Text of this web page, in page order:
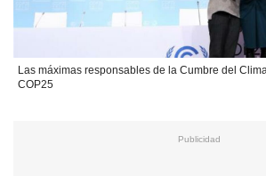
Las máximas responsables de la Cumbre del
COP25